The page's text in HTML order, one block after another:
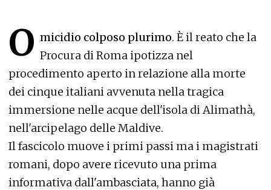
O micidio colposo plurimo. È il reato che la
Procura di Roma ipotizza nel
procedimento aperto in relazione alla morte
dei cinque italiani avvenuta nella tragica
immersione nelle acque dell'isola di Alimathà,
nell'arcipelago delle Maldive.
Il fascicolo muove i primi passi ma i magistrati
romani, dopo avere ricevuto una prima
informativa dall'ambasciata, hanno già